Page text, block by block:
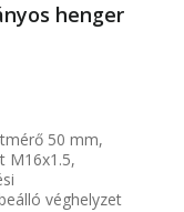
henger
50 mm,
M16x1.5,
véghelyzet